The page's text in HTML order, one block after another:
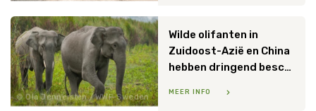
Ola Jennersten / WWF-Sweden
Wilde olifanten in
Zuidoost-Azië en China
hebben dringend bescherming nodig
MEER INFO